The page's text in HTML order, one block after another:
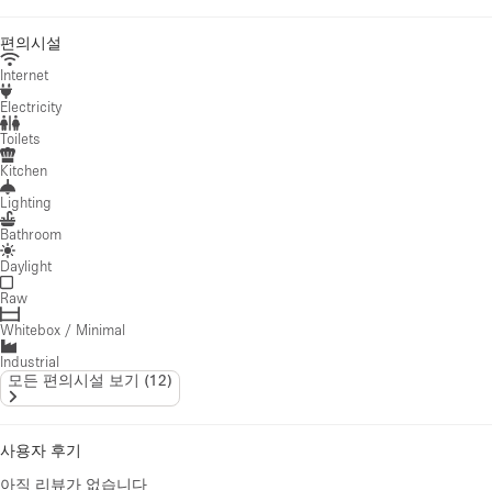
편의시설
Internet
Electricity
Toilets
Kitchen
Lighting
Bathroom
Daylight
Raw
Whitebox / Minimal
Industrial
모든 편의시설 보기 (12)
사용자 후기
아직 리뷰가 없습니다